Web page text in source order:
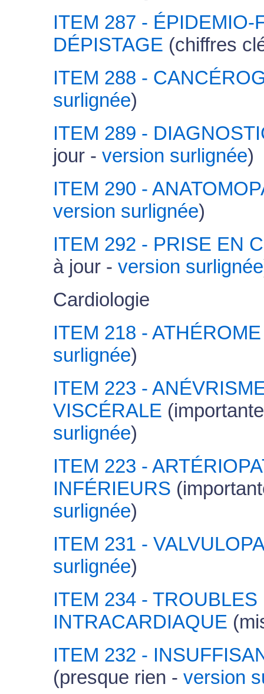
ITEM 287 -
DÉPISTAGE (chiffres
ITEM 288 -
surlignée)
ITEM 289 -
jour - version surlignée)
ITEM 290 -
version surlignée)
ITEM 292 - PRISE EN
à jour - version surlignée
Cardiologie
ITEM 218 - ATHÉROME
surlignée)
ITEM 223 -
VISCÉRALE
surlignée)
ITEM 223 -
INFÉRIEURS
surlignée)
ITEM 231 -
surlignée)
ITEM 234 -
INTRACARDIAQUE
ITEM 232 -
(presque rien - version